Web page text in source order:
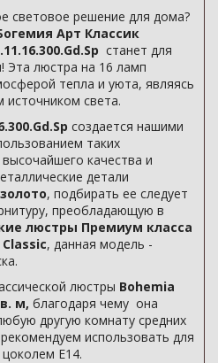
световое решение для дома?
Арт Классик
станет для
Эта люстра на 16 ламп
тепла и уюта, являясь
света.
создается нашими
таких
качества и
детали
золото, подбирать ее следует
преобладающую в
люстры Премиум класса
, данная модель -
люстры Bohemia
м, благодаря чему она
другую комнату средних
использовать для
E14.